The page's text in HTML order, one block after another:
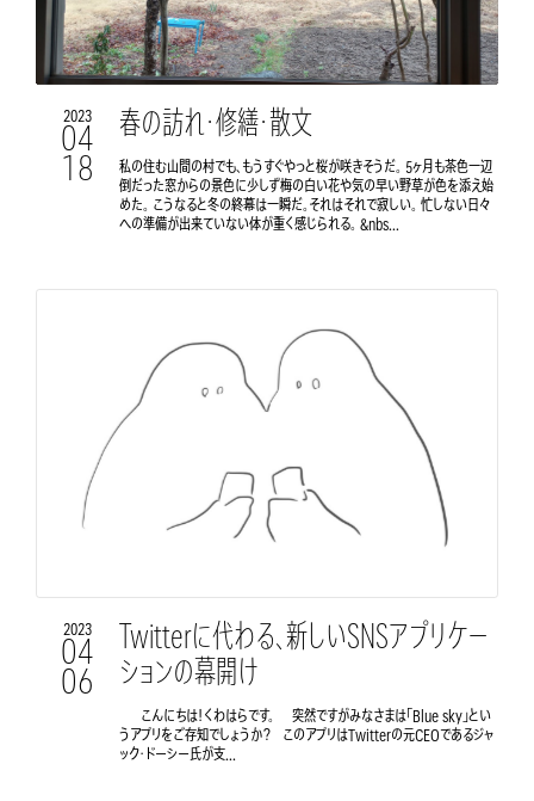
2023
04
18
春の訪れ・修繕・散文
私の住む山間の村でも、もうすぐやっと桜が咲きそうだ。 5ヶ月も茶色一辺
倒だった窓からの景色に少しず梅の白い花や気の早い野草が色を添え始
めた。 こうなると冬の終幕は一瞬だ。それはそれで寂しい。 忙しない日々
への準備が出来ていない体が重く感じられる。 &nbs...
2023
04
06
Twitterに代わる、新しいSNSアプリケー
ションの幕開け
こんにちは！くわはらです。 突然ですがみなさまは「Blue sky」とい
うアプリをご存知でしょうか？ このアプリはTwitterの元CEOであるジャ
ック・ドーシー氏が支...